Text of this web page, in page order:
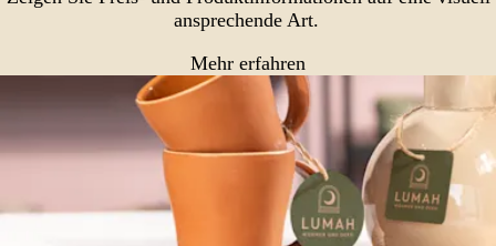
ansprechende Art.
Mehr erfahren